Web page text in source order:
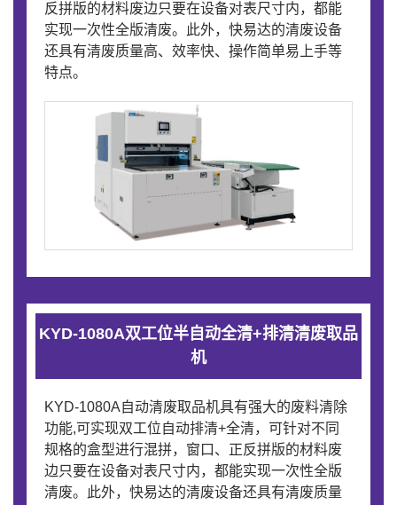
反拼版的材料废边只要在设备对表尺寸内，都能
实现一次性全版清废。此外，快易达的清废设备
还具有清废质量高、效率快、操作简单易上手等
特点。
KYD-1080A双工位半自动全清+排清清废取品
机
KYD-1080A自动清废取品机具有强大的废料清除
功能,可实现双工位自动排清+全清，可针对不同
规格的盒型进行混拼，窗口、正反拼版的材料废
边只要在设备对表尺寸内，都能实现一次性全版
清废。此外，快易达的清废设备还具有清废质量